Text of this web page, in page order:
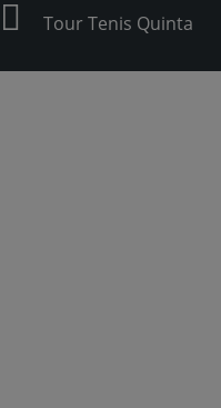
Tour Tenis Quinta